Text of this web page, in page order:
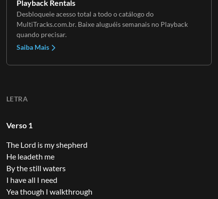
Playback Rentals
Desbloqueie acesso total a todo o catálogo do
MultiTracks.com.br. Baixe aluguéis semanais no Playback
quando precisar.
Saiba Mais
LETRA
Verso 1
The Lord is my shepherd
He leadeth me
By the still waters
I have all I need
Yea though I walkthrough